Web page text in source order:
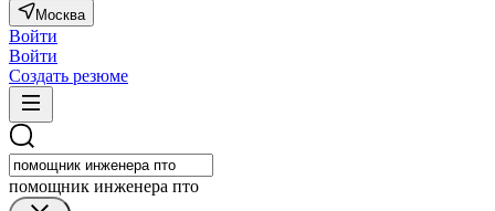
Москва
Войти
Войти
Создать резюме
помощник инженера пто